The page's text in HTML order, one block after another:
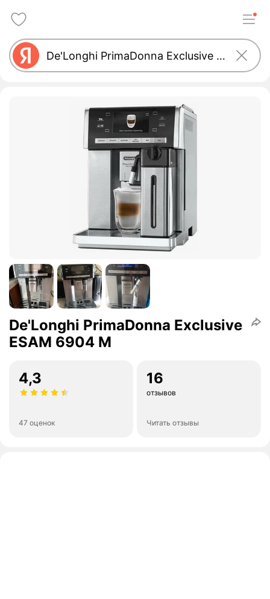
De'Longhi PrimaDonna Exclusive
ESAM 6904 M
4,3
47 оценок
16
отзывов
Читать отзывы